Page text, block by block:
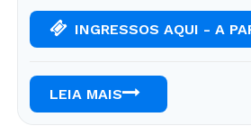
INGRESSOS AQUI - A
LEIA MAIS